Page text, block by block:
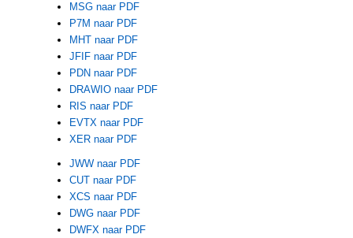
MSG naar PDF
P7M naar PDF
MHT naar PDF
JFIF naar PDF
PDN naar PDF
DRAWIO naar PDF
RIS naar PDF
EVTX naar PDF
XER naar PDF
JWW naar PDF
CUT naar PDF
XCS naar PDF
DWG naar PDF
DWFX naar PDF